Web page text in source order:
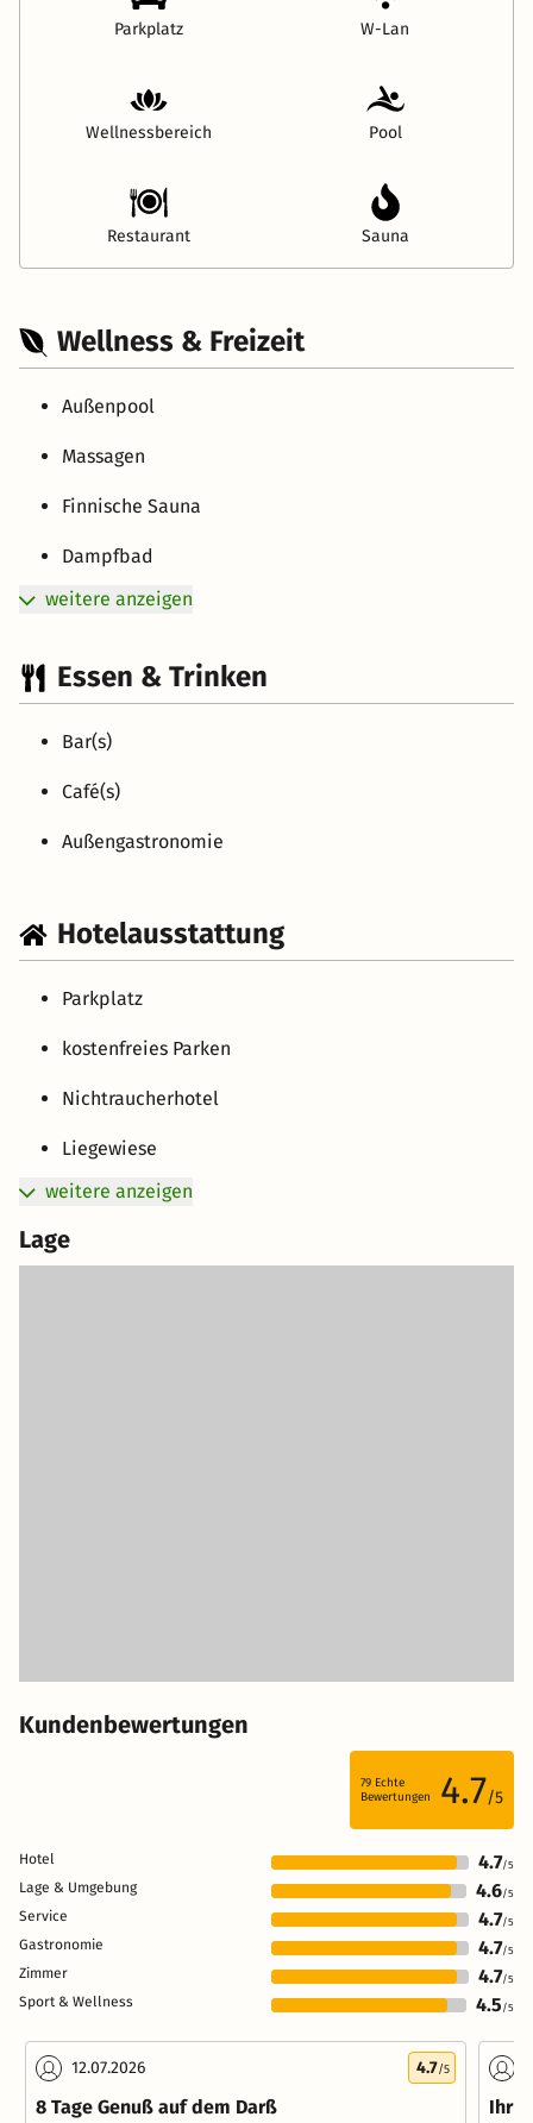
Parkplatz W-Lan
Wellnessbereich Pool
Restaurant Sauna
Wellness & Freizeit
Außenpool
Massagen
Finnische Sauna
Dampfbad
weitere anzeigen
Essen & Trinken
Bar(s)
Café(s)
Außengastronomie
Hotelausstattung
Parkplatz
kostenfreies Parken
Nichtraucherhotel
Liegewiese
weitere anzeigen
Lage
Kundenbewertungen
79 Echte
Bewertungen
4.7/5
Hotel 4.7/5
Lage & Umgebung 4.6/5
Service 4.7/5
Gastronomie 4.7/5
Zimmer 4.7/5
Sport & Wellness 4.5 /5
12.07.2026 4.7/5
8 Tage Genuß auf dem Darß
Ihr